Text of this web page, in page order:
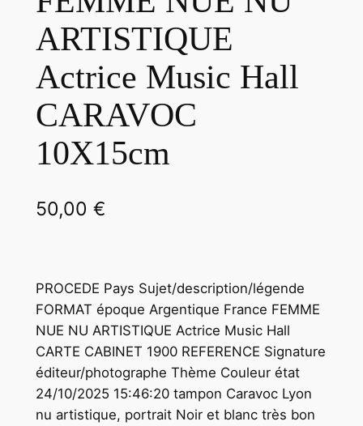
ARTISTIQUE
Actrice Music Hall
CARAVOC
10X15cm
50,00 €
PROCEDE Pays Sujet/description/légende
FORMAT époque Argentique France FEMME
NUE NU ARTISTIQUE Actrice Music Hall
CARTE CABINET 1900 REFERENCE Signature
éditeur/photographe Thème Couleur état
24/10/2025 15:46:20 tampon Caravoc Lyon
nu artistique, portrait Noir et blanc très bon